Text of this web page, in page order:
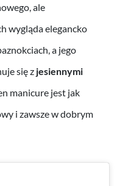
ale
wygląda elegancko
a jego
się z jesiennymi
manicure jest jak
i zawsze w dobrym